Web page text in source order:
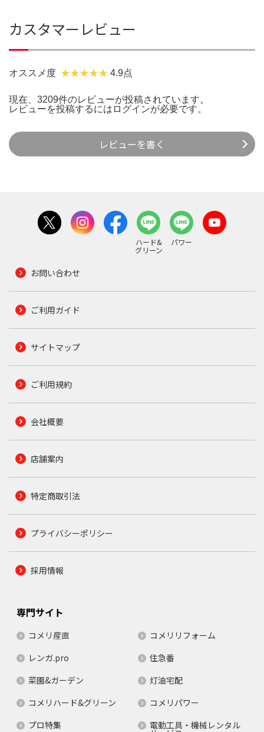
カスタマーレビュー
オススメ度 4.9点
現在、3209件のレビューが投稿されています。
レビューを投稿するには ログインが必要です。
レビューを書く
ハード&
グリーン
パワー
お問い合わせ
ご利用ガイド
サイトマップ
ご利用規約
会社概要
店舗案内
特定商取引法
プライバシーポリシー
採用情報
専門サイト
コメリ産直
コメリリフォーム
レンガ.pro
住急番
菜園&ガーデン
灯油宅配
コメリハード&グリーン
コメリパワー
プロ特集
電動工具・機械レンタル